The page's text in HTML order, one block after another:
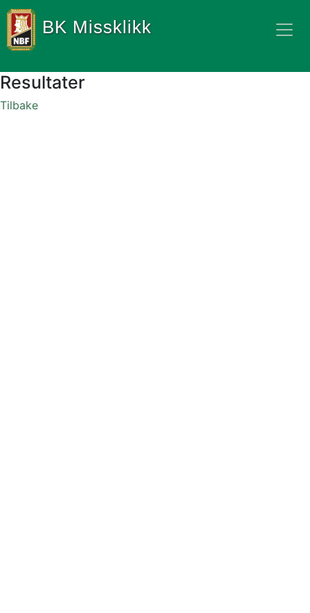
BK Missklikk
Resultater
Tilbake